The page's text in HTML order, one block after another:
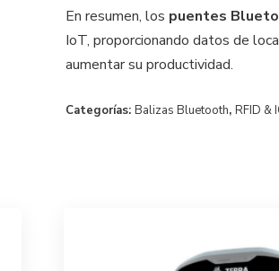
En resumen, los puentes
IoT, proporcionando datos de
aumentar su productividad.
Categorías: Balizas Bluetooth, RFID &